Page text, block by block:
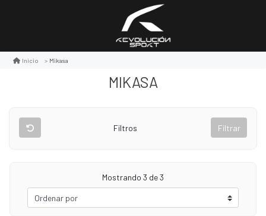
Inicio Mikasa
MIKASA
Filtros Filtrar
Mostrando 3 de 3